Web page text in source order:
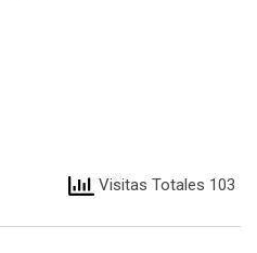
Visitas Totales 103